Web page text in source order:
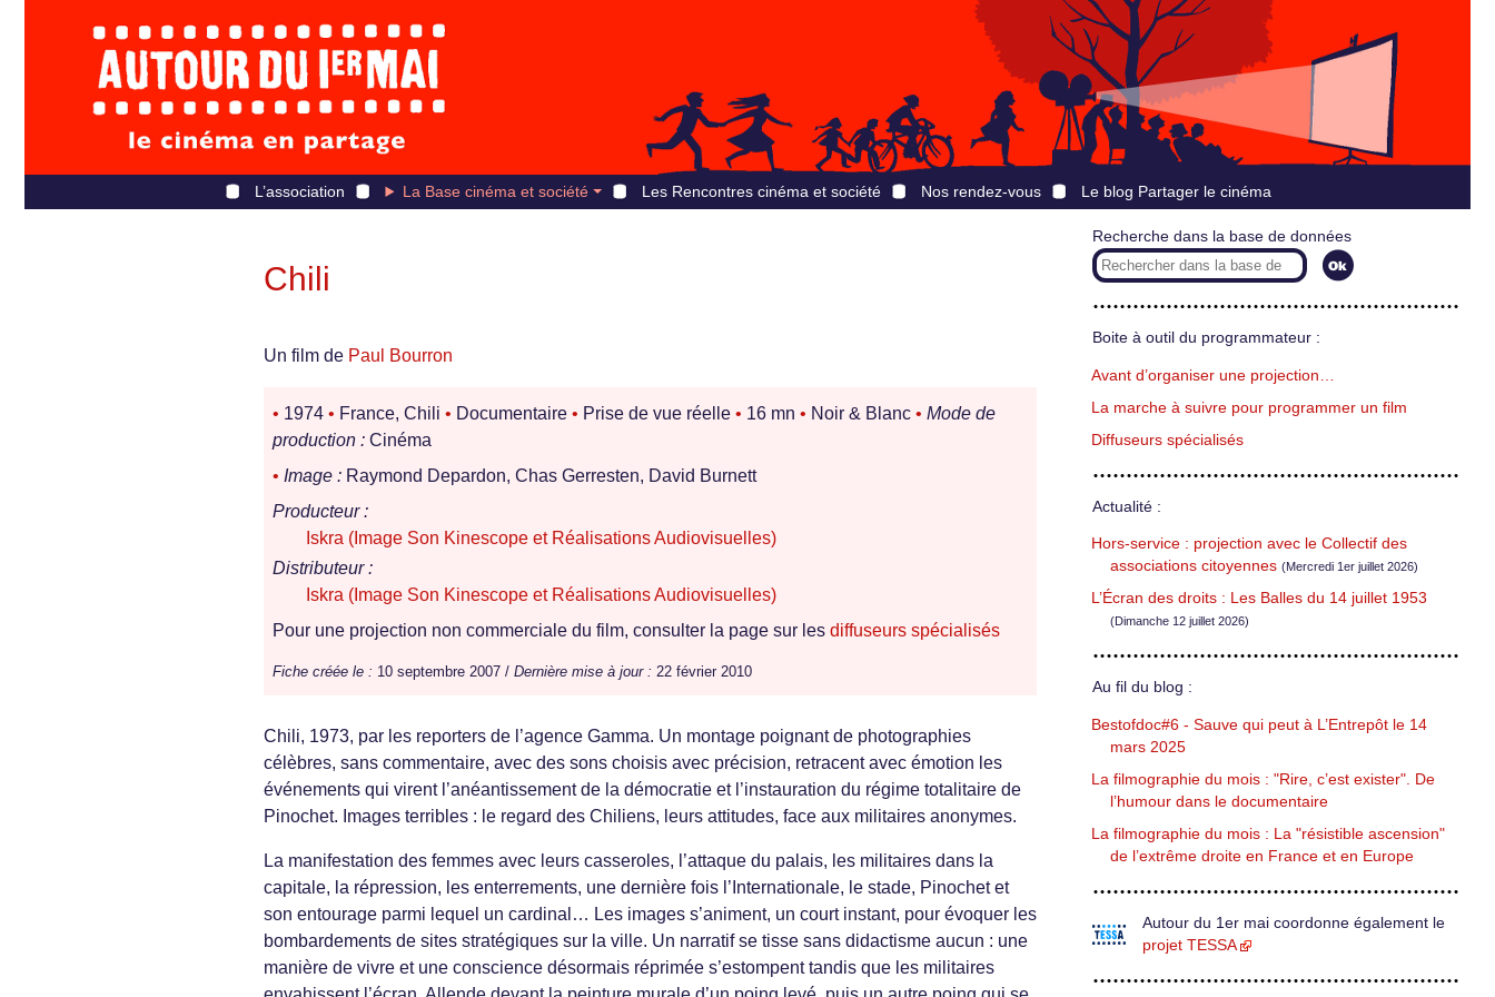
L’association La Base cinéma et société Les Rencontres cinéma et société Nos rendez-vous Le blog Partager le cinéma
Chili
Un film de Paul Bourron
• 1974 • France, Chili • Documentaire • Prise de vue réelle • 16 mn • Noir & Blanc • Mode de
production : Cinéma
• Image : Raymond Depardon, Chas Gerresten, David Burnett
Producteur :
Iskra (Image Son Kinescope et Réalisations Audiovisuelles)
Distributeur :
Iskra (Image Son Kinescope et Réalisations Audiovisuelles)
Pour une projection non commerciale du film, consulter la page sur les diffuseurs spécialisés
Fiche créée le : 10 septembre 2007 / Dernière mise à jour : 22 février 2010
Chili, 1973, par les reporters de l’agence Gamma. Un montage poignant de photographies
célèbres, sans commentaire, avec des sons choisis avec précision, retracent avec émotion les
événements qui virent l’anéantissement de la démocratie et l’instauration du régime totalitaire de
Pinochet. Images terribles : le regard des Chiliens, leurs attitudes, face aux militaires anonymes.
La manifestation des femmes avec leurs casseroles, l’attaque du palais, les militaires dans la
capitale, la répression, les enterrements, une dernière fois l’Internationale, le stade, Pinochet et
son entourage parmi lequel un cardinal… Les images s’animent, un court instant, pour évoquer les
bombardements de sites stratégiques sur la ville. Un narratif se tisse sans didactisme aucun : une
manière de vivre et une conscience désormais réprimée s’estompent tandis que les militaires
Recherche dans la base de données
Boite à outil du programmateur :
Avant d’organiser une projection…
La marche à suivre pour programmer un film
Diffuseurs spécialisés
Actualité :
Hors-service : projection avec le Collectif des
associations citoyennes (Mercredi 1er juillet 2026)
L’Écran des droits : Les Balles du 14 juillet 1953
(Dimanche 12 juillet 2026)
Au fil du blog :
Bestofdoc#6 - Sauve qui peut à L’Entrepôt le 14
mars 2025
La filmographie du mois : "Rire, c’est exister". De
l’humour dans le documentaire
La filmographie du mois : La "résistible ascension"
de l’extrême droite en France et en Europe
Autour du 1er mai coordonne également le
projet TESSA